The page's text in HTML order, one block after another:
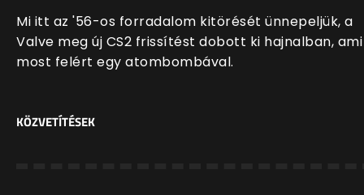
Mi itt az '56-os forradalom kitörését ünnepeljük, a
Valve meg új CS2 frissítést dobott ki hajnalban, ami
most felért egy atombombával.
KÖZVETÍTÉSEK